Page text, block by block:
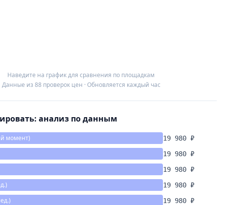
Наведите на график для сравнения по площадкам
Данные из 88 проверок цен · Обновляется каждый час
анализ по данным
момент) 19 980 ₽
19 980 ₽
19 980 ₽
19 980 ₽
19 980 ₽